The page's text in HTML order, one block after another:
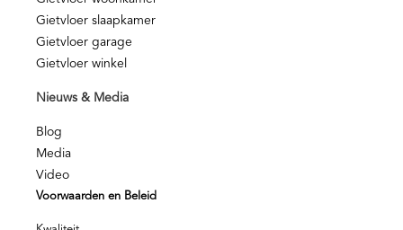
Gietvloer slaapkamer
Gietvloer garage
Gietvloer winkel
Nieuws & Media
Blog
Media
Video
Voorwaarden en Beleid